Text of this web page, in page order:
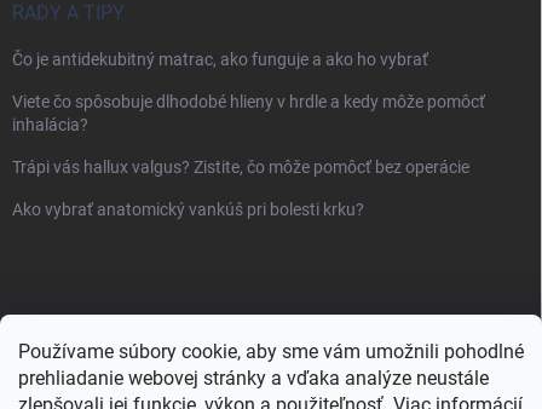
Používame súbory cookie, aby sme vám umožnili pohodlné
prehliadanie webovej stránky a vďaka analýze neustále
RADY A TIPY
Čo je antidekubitný matrac, ako funguje a ako ho vybrať
Viete čo spôsobuje dlhodobé hlieny v hrdle a kedy môže pomôcť
inhalácia?
Trápi vás hallux valgus? Zistite, čo môže pomôcť bez operácie
Ako vybrať anatomický vankúš pri bolesti krku?